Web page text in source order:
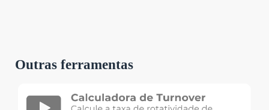
Outras ferramentas